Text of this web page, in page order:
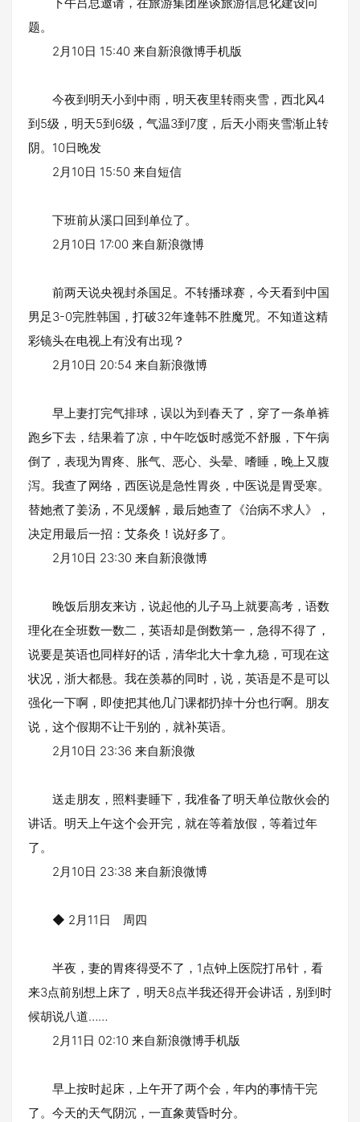
下午吕总邀请，在旅游集团座谈旅游信息化建设问
题。
2月10日 15:40 来自新浪微博手机版
今夜到明天小到中雨，明天夜里转雨夹雪，西北风4
到5级，明天5到6级，气温3到7度，后天小雨夹雪渐止转
阴。10日晚发
2月10日 15:50 来自短信
下班前从溪口回到单位了。
2月10日 17:00 来自新浪微博
前两天说央视封杀国足。不转播球赛，今天看到中国
男足3-0完胜韩国，打破32年逢韩不胜魔咒。不知道这精
彩镜头在电视上有没有出现？
2月10日 20:54 来自新浪微博
早上妻打完气排球，误以为到春天了，穿了一条单裤
跑乡下去，结果着了凉，中午吃饭时感觉不舒服，下午病
倒了，表现为胃疼、胀气、恶心、头晕、嗜睡，晚上又腹
泻。我查了网络，西医说是急性胃炎，中医说是胃受寒。
替她煮了姜汤，不见缓解，最后她查了《治病不求人》，
决定用最后一招：艾条灸！说好多了。
2月10日 23:30 来自新浪微博
晚饭后朋友来访，说起他的儿子马上就要高考，语数
理化在全班数一数二，英语却是倒数第一，急得不得了，
说要是英语也同样好的话，清华北大十拿九稳，可现在这
状况，浙大都悬。我在羡慕的同时，说，英语是不是可以
强化一下啊，即使把其他几门课都扔掉十分也行啊。朋友
说，这个假期不让干别的，就补英语。
2月10日 23:36 来自新浪微
送走朋友，照料妻睡下，我准备了明天单位散伙会的
讲话。明天上午这个会开完，就在等着放假，等着过年
了。
2月10日 23:38 来自新浪微博
◆ 2月11日 周四
半夜，妻的胃疼得受不了，1点钟上医院打吊针，看
来3点前别想上床了，明天8点半我还得开会讲话，别到时
候胡说八道……
2月11日 02:10 来自新浪微博手机版
早上按时起床，上午开了两个会，年内的事情干完
了。今天的天气阴沉，一直象黄昏时分。